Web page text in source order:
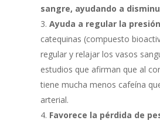
sangre, ayudando a
Ayuda a regular la
catequinas (compuesto
regular y relajar los vasos
estudios que afirman que al
tiene mucha menos cafeína
arterial.
Favorece la pérdida de